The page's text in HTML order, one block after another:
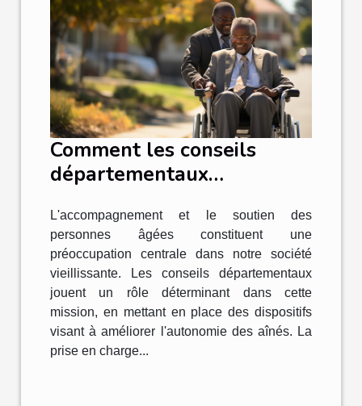
Comment les conseils
départementaux
l'amélioration de
l'autonomie des personnes
âgées
L'accompagnement et le soutien des
personnes âgées constituent une
préoccupation centrale dans notre société
vieillissante. Les conseils départementaux
jouent un rôle déterminant dans cette
mission, en mettant en place des dispositifs
visant à améliorer l'autonomie des aînés. La
prise en charge...